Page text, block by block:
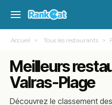
Accueil Tous les restaurants
Meilleurs
Valras-Plage
Découvrez le classement